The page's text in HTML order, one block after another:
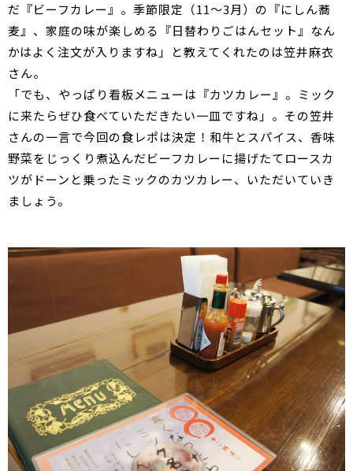
だ『ビーフカレー』。季節限定（11～3月）の『にしん蕎
麦』、家庭の味が楽しめる『日替わりごはんセット』なん
かはよく注文が入りますね」と教えてくれたのは笠井麻衣
さん。
「でも、やっぱり看板メニューは『カツカレー』。ミック
に来たらぜひ食べていただきたい一皿ですね」。その笠井
さんの一言で今回の食レポは決定！和牛とスパイス、香味
野菜をじっくり煮込んだビーフカレーに揚げたてロースカ
ツがドーンと乗ったミックのカツカレー、いただいていき
ましょう。